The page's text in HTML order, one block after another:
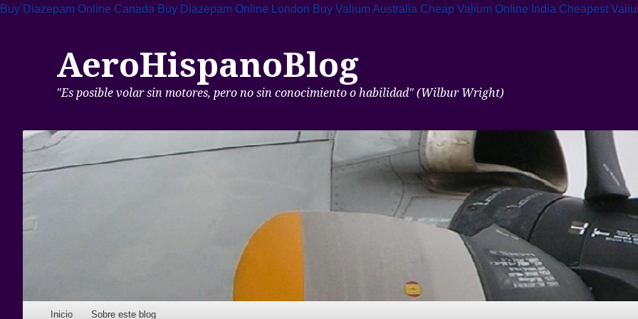
Buy Diazepam Online Canada Buy Diazepam Online London Buy Valium Australia Cheap Valium Online India Cheapest
AeroHispanoBlog
"Es posible volar sin motores, pero no sin conocimiento o habilidad" (Wilbur Wright)
Skip to content
Inicio Sobre este blog